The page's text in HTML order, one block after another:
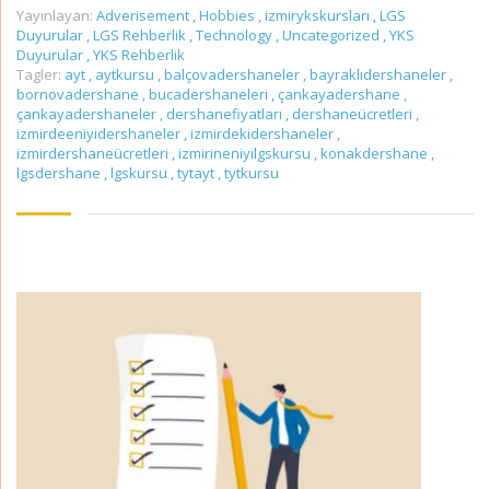
Yayınlayan: Adverisement ,Hobbies ,izmirykskursları ,LGS
Duyurular ,LGS Rehberlik ,Technology ,Uncategorized ,YKS
Duyurular ,YKS Rehberlik
Tagler: ayt , aytkursu ,balçovadershaneler ,bayraklıdershaneler ,
bornovadershane ,bucadershaneleri , çankayadershane ,
çankayadershaneler , dershanefiyatları , dershaneücretleri ,
izmirdeeniyidershaneler ,izmirdekidershaneler ,
izmirdershaneücretleri ,izmirineniyilgskursu ,konakdershane ,
lgsdershane ,lgskursu ,tytayt ,tytkursu